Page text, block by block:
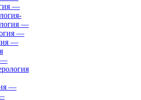
—
—
—
—
—
—